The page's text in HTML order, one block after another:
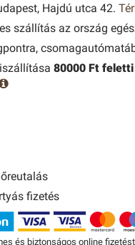
Hajdú utca 42.
szállítás az ország
80000 Ft feletti
fizetés
és biztonságos online